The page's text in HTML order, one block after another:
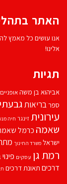
האתר
אנו עושים כל מאמץ
אלינו!
תגיות
אביהוא בן משהאופניים
ספרבריאות
עירוניתזינגר חיה
שאמה כרמל
ישראל משרד החינוך
רמת גן עסקים פינוי
דרכים תאונת דרכים